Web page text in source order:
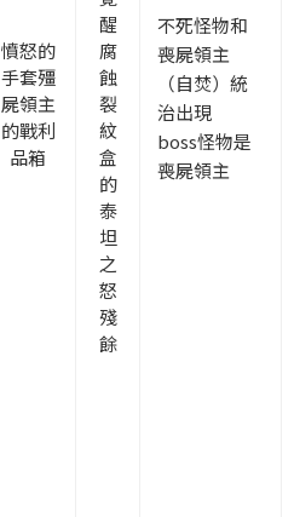
憤怒的
手套殭
屍領主
的戰利
品箱
醒
腐
蝕
裂
紋
盒
的
泰
坦
之
怒
殘
餘
不死怪物和
喪屍領主
（自焚）統
治出現
boss怪物是
喪屍領主